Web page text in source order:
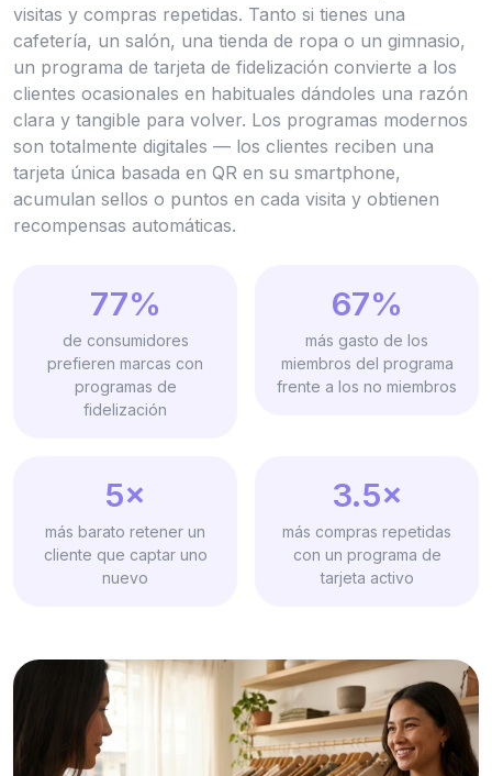
visitas y compras repetidas. Tanto si tienes una
cafetería, un salón, una tienda de ropa o un gimnasio,
un programa de tarjeta de fidelización convierte a los
clientes ocasionales en habituales dándoles una razón
clara y tangible para volver. Los programas modernos
son totalmente digitales — los clientes reciben una
tarjeta única basada en QR en su smartphone,
acumulan sellos o puntos en cada visita y obtienen
recompensas automáticas.
77%
de consumidores
prefieren marcas con
programas de
fidelización
67%
más gasto de los
miembros del programa
frente a los no miembros
5×
más barato retener un
cliente que captar uno
nuevo
3.5×
más compras repetidas
con un programa de
tarjeta activo